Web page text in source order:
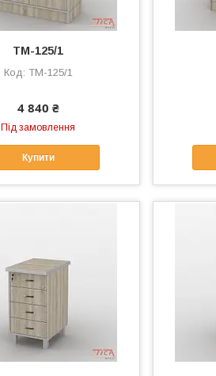
ТМ-125/1
ТМ-125/1
4 840 ₴
Під замовлення
Купити